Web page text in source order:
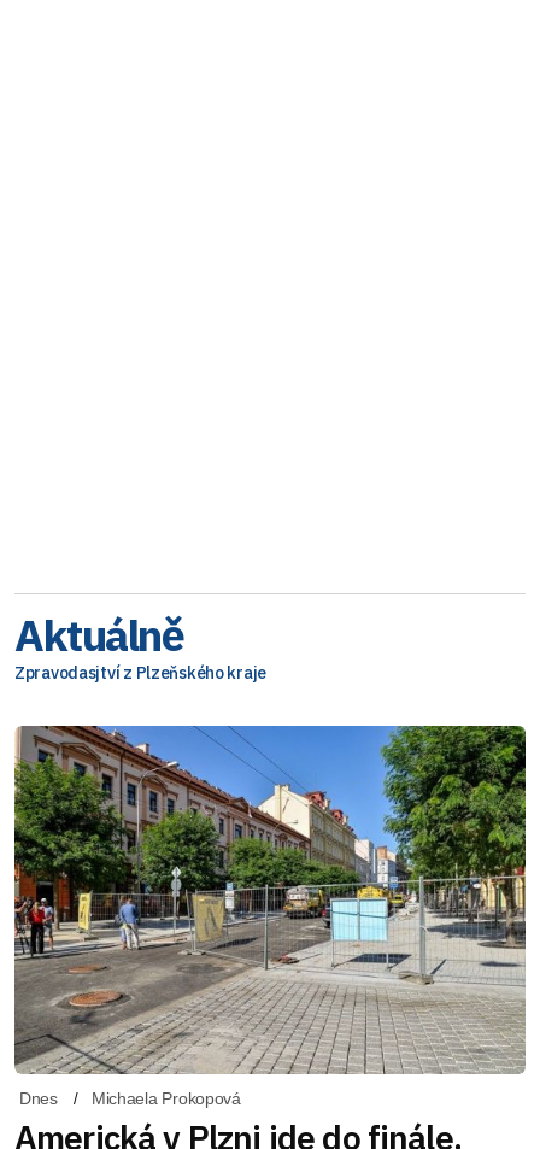
Aktuálně
Zpravodasjtví z Plzeňského kraje
Dnes Michaela Prokopová
Americká v Plzni jde do finále.